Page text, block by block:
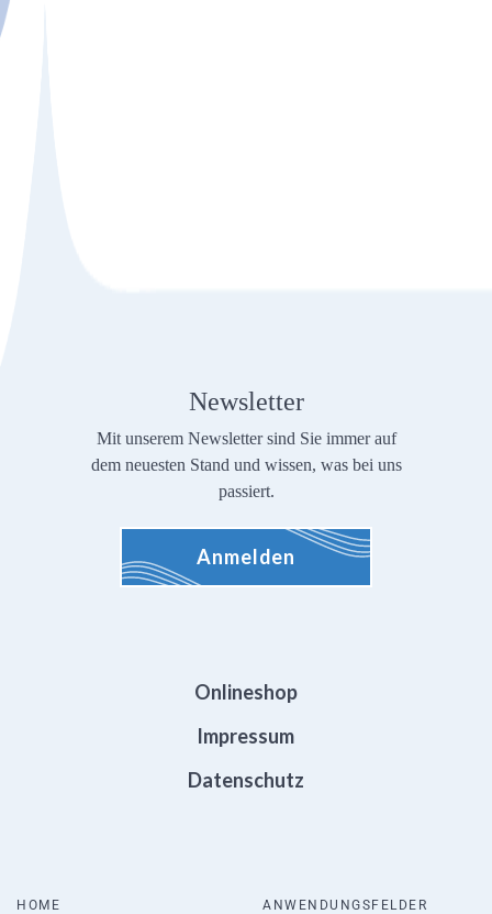
Newsletter
Mit unserem Newsletter sind Sie immer auf
dem neuesten Stand und wissen, was bei uns
passiert.
Anmelden
Onlineshop
Impressum
Datenschutz
HOME ANWENDUNGSFELDER